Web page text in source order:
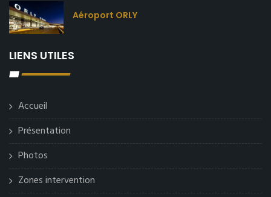
Aéroport ORLY
LIENS UTILES
Accueil
Présentation
Photos
Zones intervention